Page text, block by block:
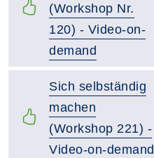
(Workshop Nr.
120) - Video-on-
demand
Sich selbständig
machen
(Workshop 221) -
Video-on-demand